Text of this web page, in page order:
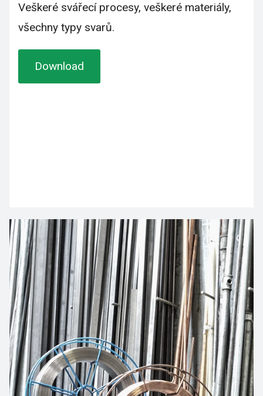
Veškeré svářecí procesy, veškeré materiály,
všechny typy svarů.
Download